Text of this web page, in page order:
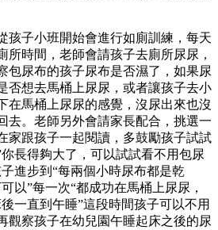
孩子小班開始會進行如廁訓練，每天
所時間，老師會請孩子去廁所尿尿，
包尿布的孩子尿布是否濕了，如果尿
否想去馬桶上尿尿，或者讓孩子去小
在馬桶上尿尿的感覺，沒尿出來也沒
去。老師另外會請家長配合，挑選一
家跟孩子一起閱讀，多鼓勵孩子試試
長得夠大了，可以試試看不用包尿
進步到“每兩個小時尿布都是乾
以”每一次“都成功在馬桶上尿尿，
一直到午睡”這段時間孩子可以不用
觀察孩子在幼兒園午睡起床之後的尿